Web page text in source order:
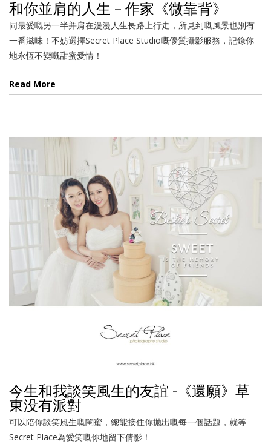
和你並肩的人生 – 作家《微靠背》
同最愛嘅另一半并肩在漫漫人生長路上行走，所見到嘅風景也別有
一番滋味！不妨選擇Secret Place Studio嘅優質攝影服務，記錄你
地永恆不變嘅甜蜜愛情！
Read More
今生和我談笑風生的友誼 -《還願》草
東没有派對
可以陪你談笑風生嘅閨蜜，總能接住你抛出嘅每一個話題，就等
Secret Place為愛笑嘅你地留下倩影！